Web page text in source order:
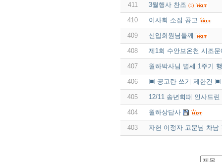
411 3월행사 찬조 (1)
410 이사회 소집 공고
409 신입회원님들께
408 제1회 수안보온천 시조
407 월하박사님 별세 1주기
406 ▣ 공고란 쓰기 제한건 ▣
405 12/11 송년회때 인사드
404 월하상답사
403 자헌 이정자 고문님 차남